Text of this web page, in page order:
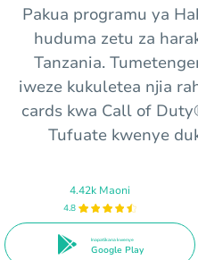
Pakua programu ya
huduma zetu za
Tanzania.
iweze kukuletea njia
cards kwa Call of
Tufuate kwenye
4.42k Maoni
4.8
Inapatikana kwenye
Google Play